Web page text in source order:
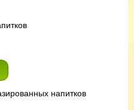
напитков